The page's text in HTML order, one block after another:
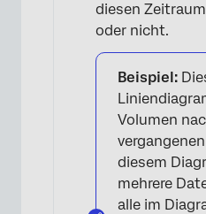
diesen
oder nicht.
Beispiel:
Volumen
diesem
mehrere
alle im